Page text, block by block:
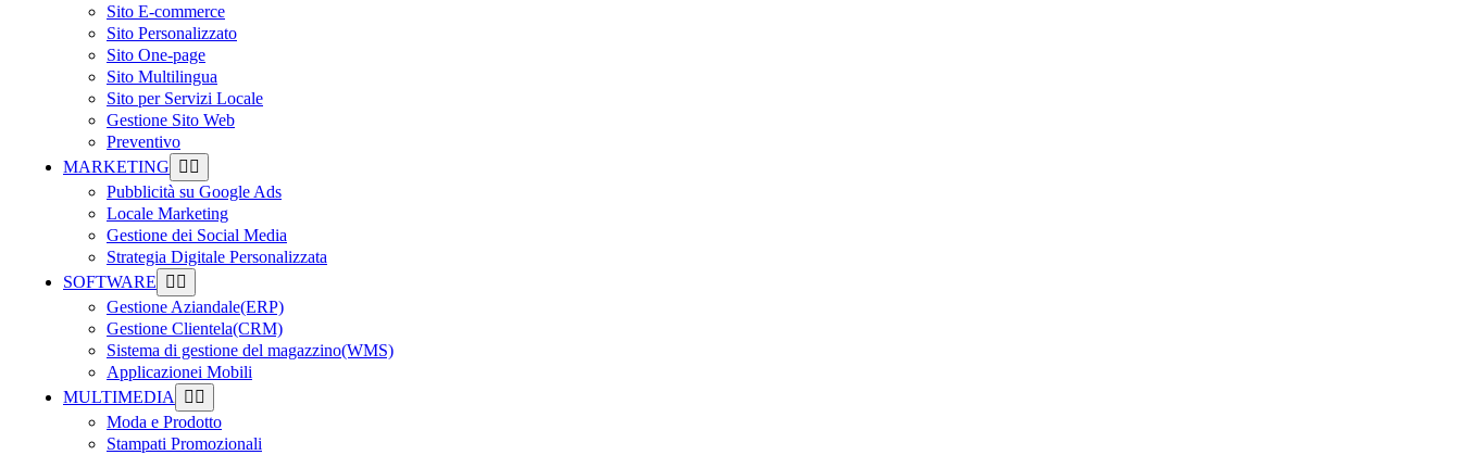
Sito E-commerce
Sito Personalizzato
Sito One-page
Sito Multilingua
Sito per Servizi Locale
Gestione Sito Web
Preventivo
MARKETING
Pubblicità su Google Ads
Locale Marketing
Gestione dei Social Media
Strategia Digitale Personalizzata
SOFTWARE
Gestione Aziandale(ERP)
Gestione Clientela(CRM)
Sistema di gestione del magazzino(WMS)
Applicazionei Mobili
MULTIMEDIA
Moda e Prodotto
Stampati Promozionali